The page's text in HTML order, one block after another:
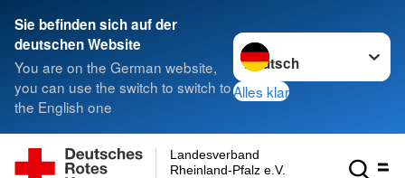
Sie befinden sich auf der
deutschen Website
You are on the German website,
you can use the switch to switch to
the English one
Sprache wechseln zu
Alles klar
Rheinland-Pfalz e.V.
Landesverband